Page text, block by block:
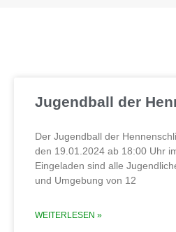
Jugendball der
Der Jugendball der
den 19.01.2024 ab 18:00 Uhr
Eingeladen sind alle
und Umgebung von 12
WEITERLESEN »